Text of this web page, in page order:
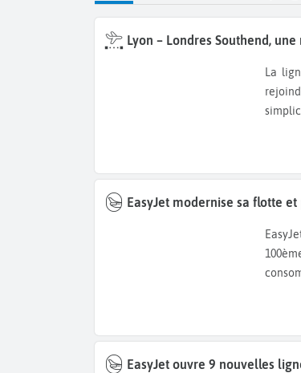
Lyon – Londres Southend,
La ligne Lyon Londres Southend s’installe comme une nouvelle option pour
EasyJet modernise sa flotte
EasyJet accélère le renouvellement de sa flotte. La compagnie intègre son
EasyJet ouvre 9 nouvelles